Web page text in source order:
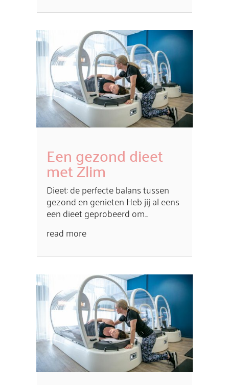
Een gezond dieet
met Zlim
Dieet: de perfecte balans tussen
gezond en genieten Heb jij al eens
een dieet geprobeerd om...
read more